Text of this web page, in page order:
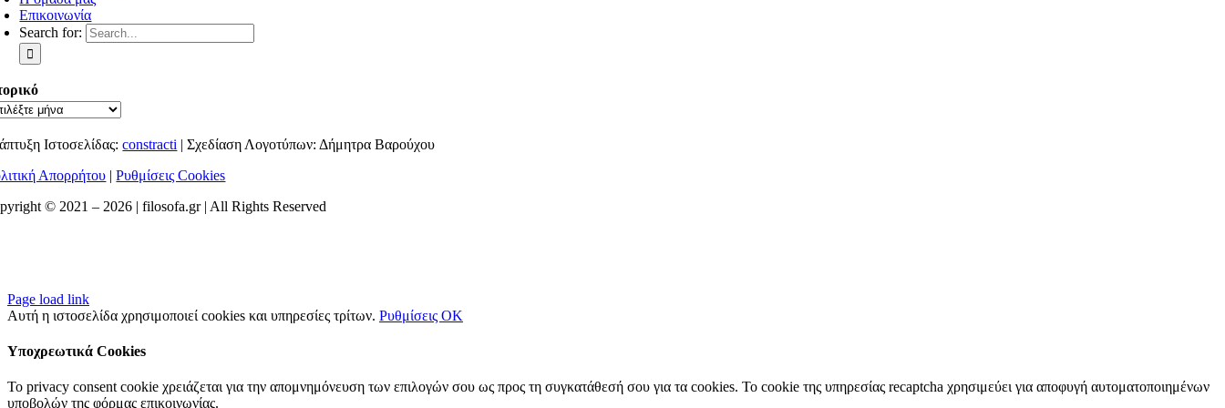
Επικοινωνία
Search for:
Ιστοσελίδας:constracti | Σχεδίαση Λογοτύπων: Δήμητρα Βαρούχου
Απορρήτου |Ρυθμίσεις Cookies
© 2021 – 2026 | filosofa.gr | All Rights Reserved
Page load link
Αυτή η ιστοσελίδα χρησιμοποιεί cookies και υπηρεσίες τρίτων. Ρυθμίσεις OK
Υποχρεωτικά Cookies
Το privacy consent cookie χρειάζεται για την απομνημόνευση των επιλογών σου ως προς τη συγκατάθεσή σου για τα cookies. Το cookie της υπηρεσίας recaptcha χρησιμεύει για αποφυγή αυτοματοποιημένων
υποβολών της φόρμας επικοινωνίας.